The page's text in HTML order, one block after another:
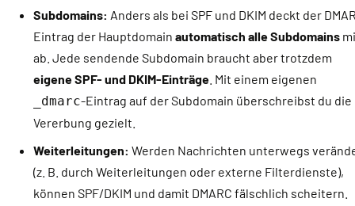
Subdomains: Anders als bei SPF und DKIM deckt der
Eintrag der Hauptdomainautomatisch alle Subdomains
ab. Jede sendende Subdomain braucht aber trotzdem
eigene SPF- und DKIM-Einträge . Mit einem eigenen
_dmarc-Eintrag auf der Subdomain überschreibst du die
Vererbung gezielt.
Weiterleitungen: Werden Nachrichten unterwegs
(z. B. durch Weiterleitungen oder externe Filterdienste),
können SPF/DKIM und damit DMARC fälschlich scheitern.